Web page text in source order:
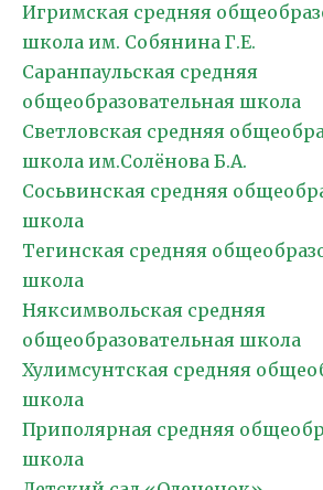
Игримская средняя
школа им. Собянина Г.Е.
Саранпаульская средняя
общеобразовательная школа
Светловская средняя
школа им.Солёнова Б.А.
Сосьвинская средняя
школа
Тегинская средняя
школа
Няксимвольская средняя
общеобразовательная школа
Хулимсунтская средняя
школа
Приполярная средняя
школа